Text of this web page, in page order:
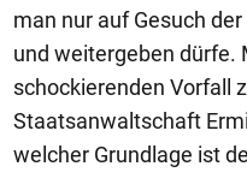
man nur auf Gesuch
und weitergeben dürfe.
schockierenden Vorfall
Staatsanwaltschaft
welcher Grundlage ist